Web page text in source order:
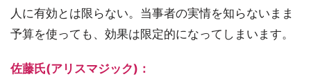
人に有効とは限らない。当事者の実情を知らないまま
予算を使っても、効果は限定的になってしまいます。
佐藤氏(アリスマジック)：